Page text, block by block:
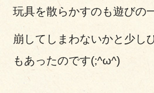
玩具を散らかすのも遊びの
崩してしまわないかと少し
もあったのです(;^ω^)